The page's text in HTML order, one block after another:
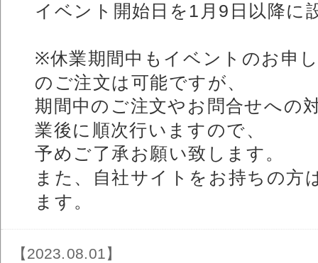
イベント開始日を1月9日以降に
※休業期間中もイベントのお申
のご注文は可能ですが、
期間中のご注文やお問合せへの
業後に順次行いますので、
予めご了承お願い致します。
また、自社サイトをお持ちの方
ます。
【2023.08.01】